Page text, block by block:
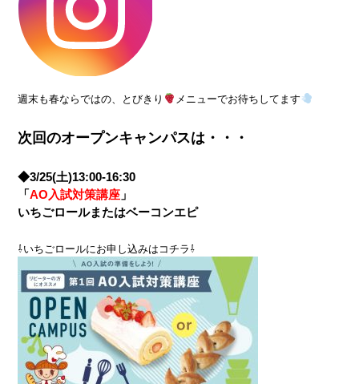
週末も春ならではの、とびきり メニューでお待ちしてます
次回のオープンキャンパスは・・・
◆3/25(土)13:00-16:30
「AO入試対策講座 」
いちごロールまたはベーコンエピ
⇩いちごロールにお申し込みはコチラ⇩